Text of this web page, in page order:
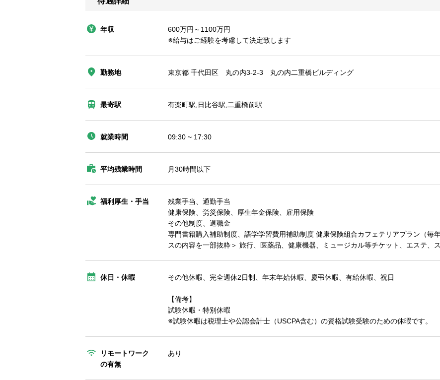
年収
600万円～1100万円
※給与はご経験を考慮して決定致します
勤務地 東京都 千代田区 丸の内3-2-3 丸の内二重橋ビルディング
最寄駅 有楽町駅,日比谷駅,二重橋前駅
就業時間 09:30 ~ 17:30
平均残業時間 月30時間以下
福利厚生・手当
残業手当、通勤手当
健康保険、労災保険、厚生年金保険、雇用保険
その他制度、退職金
専門書籍購入補助制度、語学学習費用補助制度 健康保険組合カフェテリアプラン（毎
スの内容を一部抜粋＞ 旅行、医薬品、健康機器、ミュージカル等チケット、エステ、
休日・休暇 その他休暇、完全週休2日制、年末年始休暇、慶弔休暇、有給休暇、祝日
【備考】
試験休暇・特別休暇
※試験休暇は税理士や公認会計士（USCPA含む）の資格試験受験のための休暇です。
リモートワーク
の有無
あり